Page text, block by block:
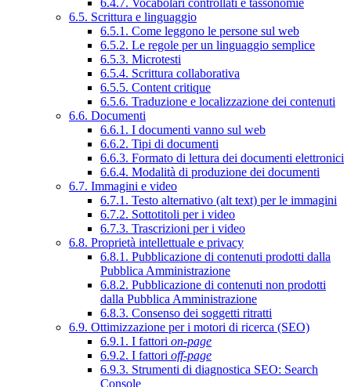
6.4.7. Vocabolari controllati e tassonomie
6.5. Scrittura e linguaggio
6.5.1. Come leggono le persone sul web
6.5.2. Le regole per un linguaggio semplice
6.5.3. Microtesti
6.5.4. Scrittura collaborativa
6.5.5. Content critique
6.5.6. Traduzione e localizzazione dei contenuti
6.6. Documenti
6.6.1. I documenti vanno sul web
6.6.2. Tipi di documenti
6.6.3. Formato di lettura dei documenti elettronici
6.6.4. Modalità di produzione dei documenti
6.7. Immagini e video
6.7.1. Testo alternativo (alt text) per le immagini
6.7.2. Sottotitoli per i video
6.7.3. Trascrizioni per i video
6.8. Proprietà intellettuale e privacy
6.8.1. Pubblicazione di contenuti prodotti dalla
Pubblica Amministrazione
6.8.2. Pubblicazione di contenuti non prodotti
dalla Pubblica Amministrazione
6.8.3. Consenso dei soggetti ritratti
6.9. Ottimizzazione per i motori di ricerca (SEO)
6.9.1. I fattori on-page
6.9.2. I fattori off-page
6.9.3. Strumenti di diagnostica SEO: Search
Console